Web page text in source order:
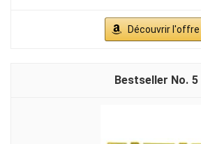
Découvrir l'offre
5